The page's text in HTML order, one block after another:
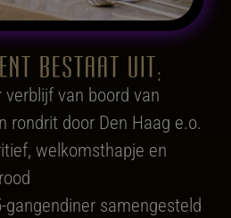
bestaat uit:
verblijf van boord van
rondrit door Den Haag e.o.
welkomsthapje en
samengesteld